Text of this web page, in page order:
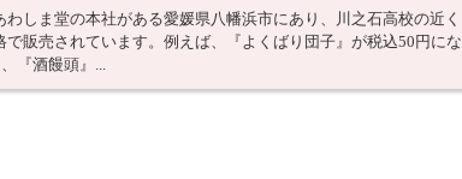
しま堂の本社がある愛媛県八幡浜市にあり、川之石高校の近く
販売されています。例えば、『よくばり団子』が税込50円にな
『酒饅頭』...